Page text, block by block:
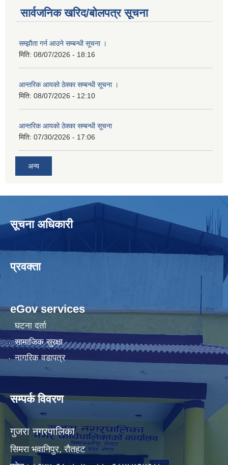
सार्वजनिक खरिद/बोलपत्र सूचना
सम्झौता गर्न आउने सम्बन्धी सूचना ।
मिति: 08/07/2026 - 18:16
आन्तरिक आयको ठेक्का सम्बन्धी सूचना ।
मिति: 08/07/2026 - 12:10
आन्तरिक आयको ठेक्का सम्बन्धी सूचना
मिति: 07/30/2026 - 17:06
अन्य
सूचना अधिकारी
प्रवक्ता
eGov services
घटना दर्ता
सामाजिक सुरक्षा
नागरिक वडापत्र
सम्पर्क विवरण
गुजरा नगरपालिका
सिमरा भवानिपुर, राैतहट